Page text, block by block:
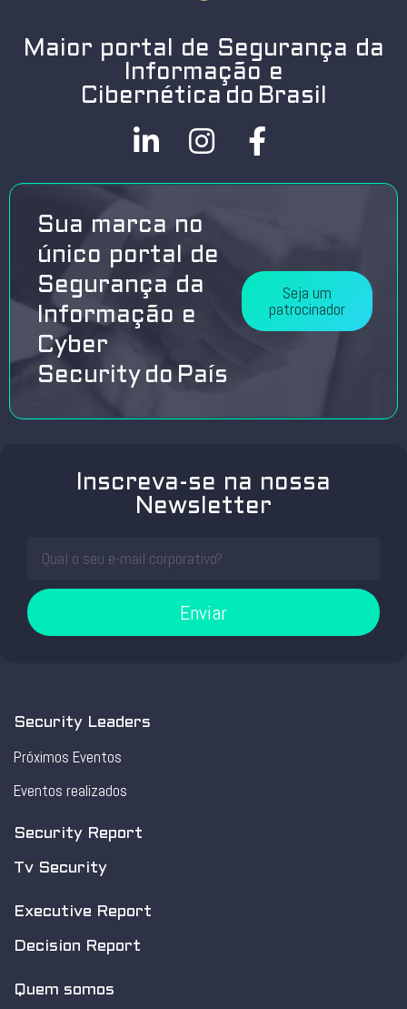
Maior portal de Segurança da
Informação e
Cibernética do Brasil
Sua marca no
único portal de
Segurança da
Informação e
Cyber
Security do País
Seja um
patrocinador
Inscreva-se na nossa
Newsletter
Enviar
Security Leaders
Próximos Eventos
Eventos realizados
Security Report
Tv Security
Executive Report
Decision Report
Quem somos